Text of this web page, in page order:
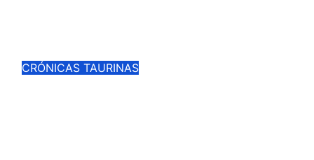
CRÓNICAS TAURINAS